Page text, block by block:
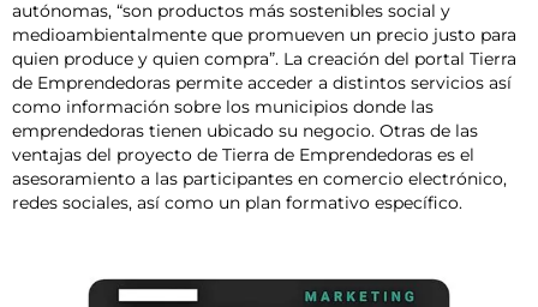
autónomas, “son productos más sostenibles social y
medioambientalmente que promueven un precio justo para
quien produce y quien compra”. La creación del portal Tierra
de Emprendedoras permite acceder a distintos servicios así
como información sobre los municipios donde las
emprendedoras tienen ubicado su negocio. Otras de las
ventajas del proyecto de Tierra de Emprendedoras es el
asesoramiento a las participantes en comercio electrónico,
redes sociales, así como un plan formativo específico.